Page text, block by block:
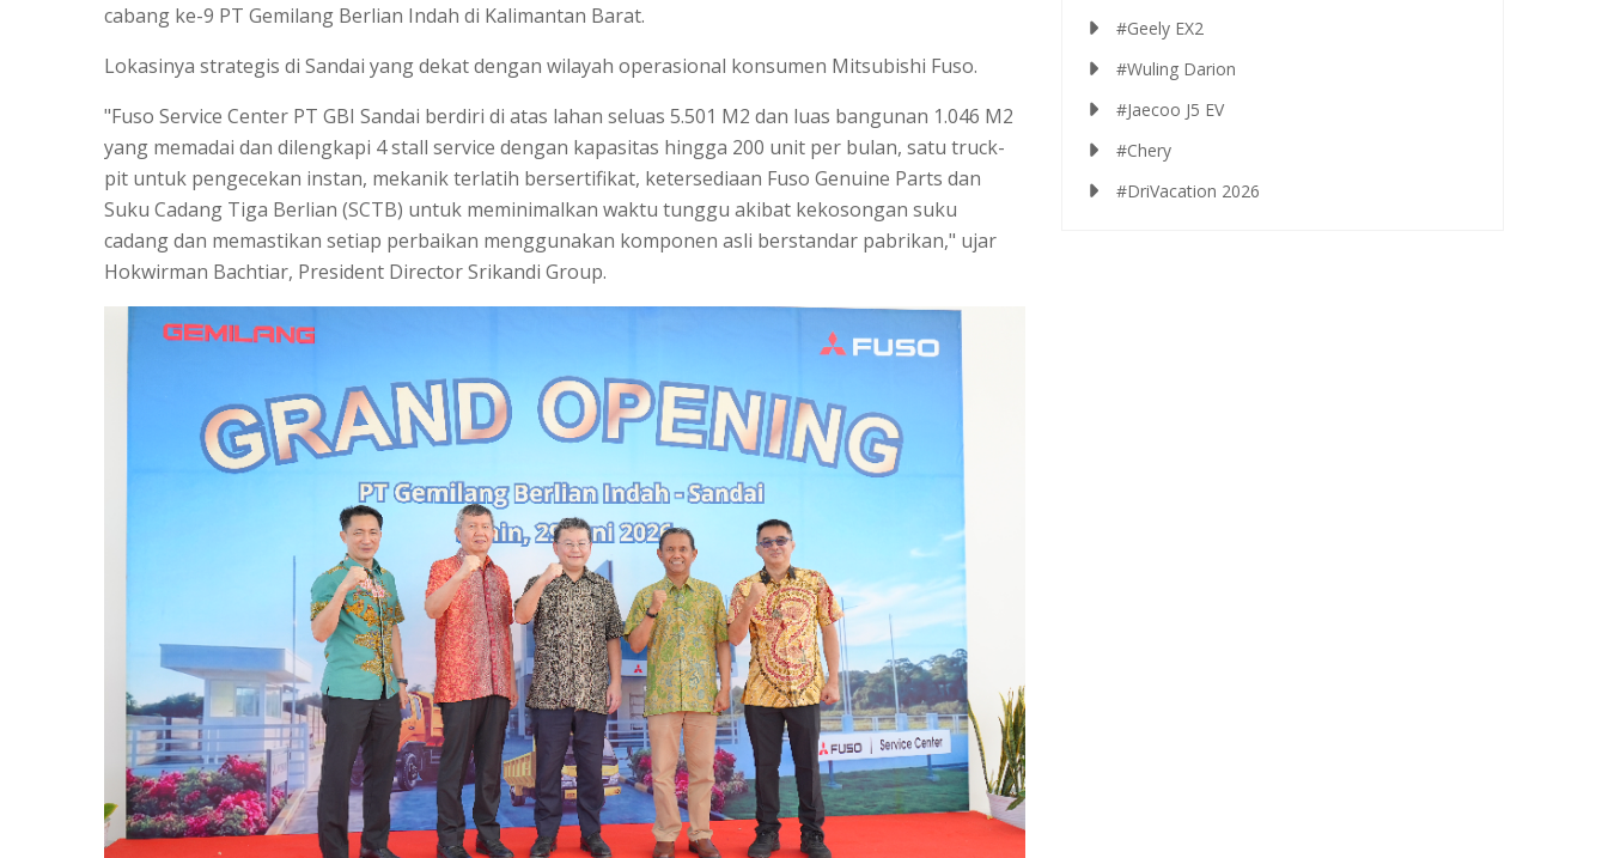
cabang ke-9 PT Gemilang Berlian Indah di Kalimantan Barat.
Lokasinya strategis di Sandai yang dekat dengan wilayah operasional konsumen Mitsubishi Fuso.
"Fuso Service Center PT GBI Sandai berdiri di atas lahan seluas 5.501 M2 dan luas bangunan 1.046 M2
yang memadai dan dilengkapi 4 stall service dengan kapasitas hingga 200 unit per bulan, satu truck-
pit untuk pengecekan instan, mekanik terlatih bersertifikat, ketersediaan Fuso Genuine Parts dan
Suku Cadang Tiga Berlian (SCTB) untuk meminimalkan waktu tunggu akibat kekosongan suku
cadang dan memastikan setiap perbaikan menggunakan komponen asli berstandar pabrikan," ujar
Hokwirman Bachtiar, President Director Srikandi Group.
#Geely EX2
#Wuling Darion
#Jaecoo J5 EV
#Chery
#DriVacation 2026